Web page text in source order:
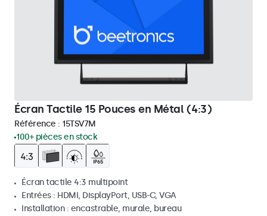
Écran Tactile 15 Pouces en Métal (4:3)
Référence : 15TSV7M
100+ pièces en stock
Écran tactile 4:3 multipoint
Entrées : HDMI, DisplayPort, USB-C, VGA
Installation : encastrable, murale, bureau